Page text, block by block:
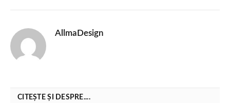
AllmaDesign
CITEȘTE ȘI DESPRE....